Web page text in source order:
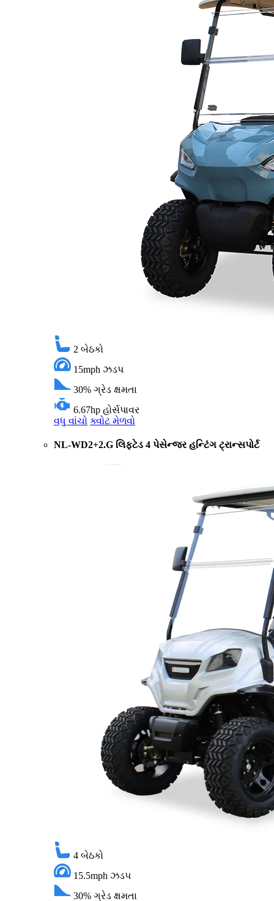
2 બેઠકો
15mph ઝડપ
30% ગ્રેડ ક્ષમતા
6.67hp હોર્સપાવર
વધુ વાંચો ક્વોટ મેળવો
NL-WD2+2.G લિફ્ટેડ 4 પેસેન્જર હન્ટિંગ ટ્રાન્સપોર્ટ
4 બેઠકો
15.5mph ઝડપ
30% ગ્રેડ ક્ષમતા